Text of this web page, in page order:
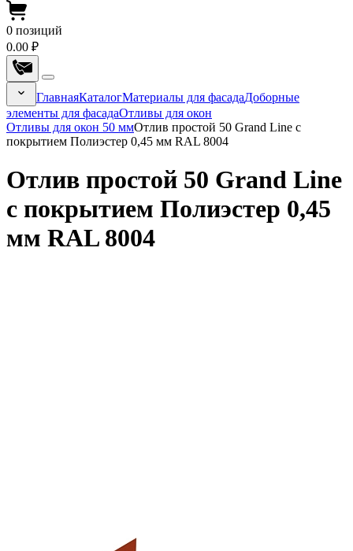
0 позиций
0.00 ₽
ГлавнаяКаталогМатериалы для фасадаДоборные
элементы для фасадаОтливы для окон
Отливы для окон 50 ммОтлив простой 50 Grand Line с
покрытием Полиэстер 0,45 мм RAL 8004
Отлив простой 50 Grand Line
с покрытием Полиэстер 0,45
мм RAL 8004